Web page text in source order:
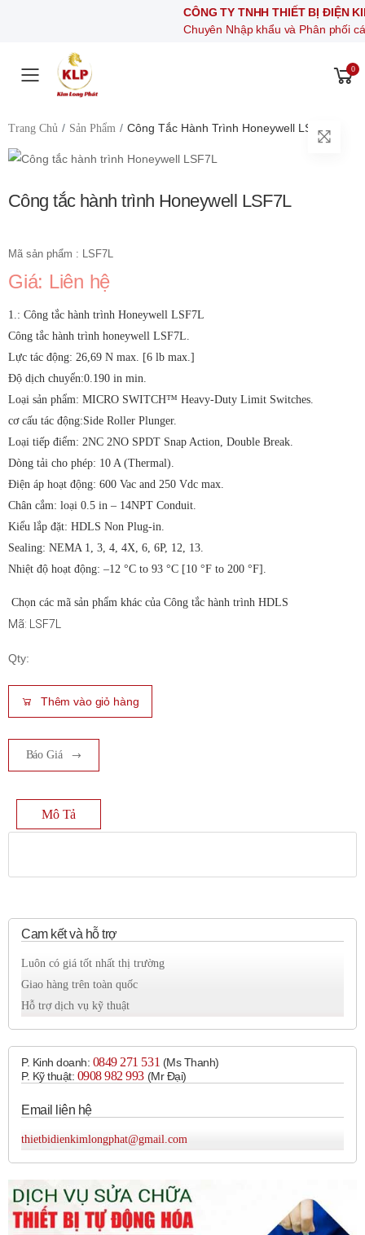
CÔNG TY TNHH THIẾT BỊ ĐIỆN KIM
Chuyên Nhập khẩu và Phân phối các
Toggle mobile menu
0
Trang Chủ Sản Phẩm Công Tắc Hành Trình Honeywell LSF7L
Công tắc hành trình Honeywell LSF7L
Mã sản phẩm : LSF7L
Giá: Liên hệ
1.: Công tắc hành trình Honeywell LSF7L
Công tắc hành trình honeywell LSF7L.
Lực tác động: 26,69 N max. [6 lb max.]
Độ dịch chuyển:0.190 in min.
Loại sản phẩm: MICRO SWITCH™ Heavy-Duty Limit Switches.
cơ cấu tác động:Side Roller Plunger.
Loại tiếp điểm: 2NC 2NO SPDT Snap Action, Double Break.
Dòng tải cho phép: 10 A (Thermal).
Điện áp hoạt động: 600 Vac and 250 Vdc max.
Chân cắm: loại 0.5 in – 14NPT Conduit.
Kiểu lắp đặt: HDLS Non Plug-in.
Sealing: NEMA 1, 3, 4, 4X, 6, 6P, 12, 13.
Nhiệt độ hoạt động: –12 °C to 93 °C [10 °F to 200 °F].
Chọn các mã sản phẩm khác của Công tắc hành trình HDLS
Mã: LSF7L
Qty:
Thêm vào giỏ hàng
Báo Giá
Mô Tả
Cam kết và hỗ trợ
Luôn có giá tốt nhất thị trường
Giao hàng trên toàn quốc
Hỗ trợ dịch vụ kỹ thuật
P. Kinh doanh: 0849 271 531 (Ms Thanh)
P. Kỹ thuật: 0908 982 993​ (Mr Đại)
Email liên hệ
thietbidienkimlongphat@gmail.com